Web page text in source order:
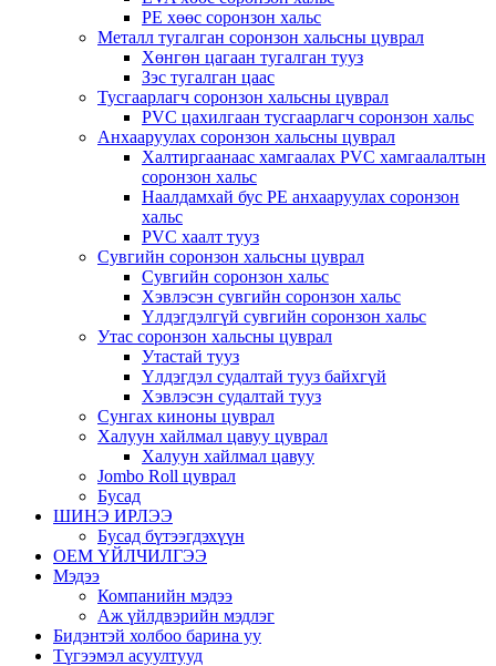
PE хөөс соронзон хальс
Металл тугалган соронзон хальсны цуврал
Хөнгөн цагаан тугалган тууз
Зэс тугалган цаас
Тусгаарлагч соронзон хальсны цуврал
PVC цахилгаан тусгаарлагч соронзон хальс
Анхааруулах соронзон хальсны цуврал
Халтиргаанаас хамгаалах PVC хамгаалалтын
соронзон хальс
Наалдамхай бус PE анхааруулах соронзон
хальс
PVC хаалт тууз
Сувгийн соронзон хальсны цуврал
Сувгийн соронзон хальс
Хэвлэсэн сувгийн соронзон хальс
Үлдэгдэлгүй сувгийн соронзон хальс
Утас соронзон хальсны цуврал
Утастай тууз
Үлдэгдэл судалтай тууз байхгүй
Хэвлэсэн судалтай тууз
Сунгах киноны цуврал
Халуун хайлмал цавуу цуврал
Халуун хайлмал цавуу
Jombo Roll цуврал
Бусад
ШИНЭ ИРЛЭЭ
Бусад бүтээгдэхүүн
OEM ҮЙЛЧИЛГЭЭ
Мэдээ
Компанийн мэдээ
Аж үйлдвэрийн мэдлэг
Бидэнтэй холбоо барина уу
Түгээмэл асуултууд